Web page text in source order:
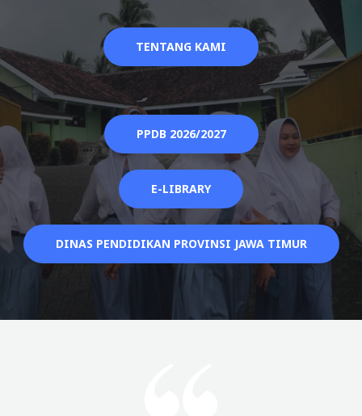
TENTANG KAMI
PPDB 2026/2027
E-LIBRARY
DINAS PENDIDIKAN PROVINSI JAWA TIMUR